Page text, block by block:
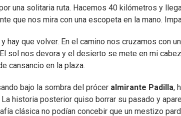
una solitaria ruta. Hacemos 40 kilómetros y
que nos mira con una escopeta en la mano.
hay que volver. En el camino nos cruzamos con
sol nos devora y el desierto se mete en mi
cansancio en la plaza.
bajo la sombra del prócer almirante Padilla,
historia posterior quiso borrar su pasado y
clásica no podían concebir que un mestizo